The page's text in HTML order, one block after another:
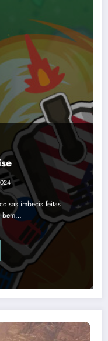
imbecis feitas
bem…